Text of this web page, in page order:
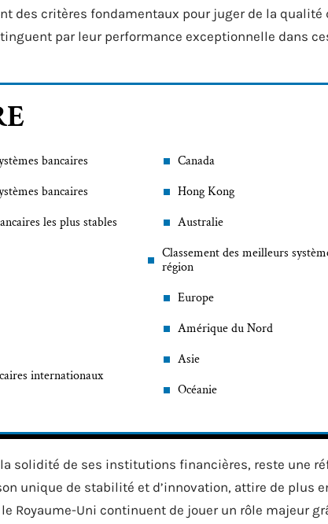
des critères fondamentaux pour juger de la qualité
par leur performance exceptionnelle dans
bancaires
bancaires
les plus stables
internationaux
Canada
Hong Kong
Australie
Classement des meilleurs
région
Europe
Amérique du Nord
Asie
Océanie
solidité de ses institutions financières, reste une
unique de stabilité et d’innovation, attire de plus
Royaume-Uni continuent de jouer un rôle majeur